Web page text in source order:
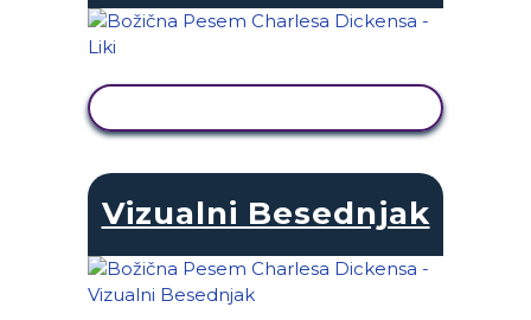
Vizualni Besednjak